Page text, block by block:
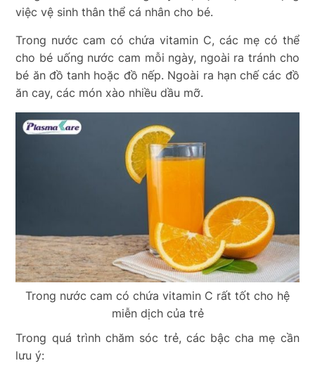
việc vệ sinh thân thể cá nhân cho bé.
Trong nước cam có chứa vitamin C, các mẹ có thể
cho bé uống nước cam mỗi ngày, ngoài ra tránh cho
bé ăn đồ tanh hoặc đồ nếp. Ngoài ra hạn chế các đồ
ăn cay, các món xào nhiều dầu mỡ.
Trong nước cam có chứa vitamin C rất tốt cho hệ
miễn dịch của trẻ
Trong quá trình chăm sóc trẻ, các bậc cha mẹ cần
lưu ý: